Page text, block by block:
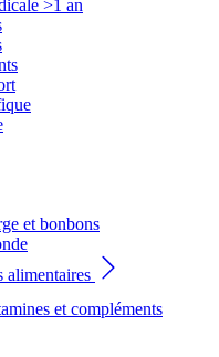
>1 an
et bonbons
alimentaires
et compléments